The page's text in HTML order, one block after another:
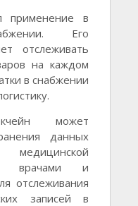
применение в
Его
отслеживать
на каждом
в снабжении
может
данных
врачами и
отслеживания
записей в